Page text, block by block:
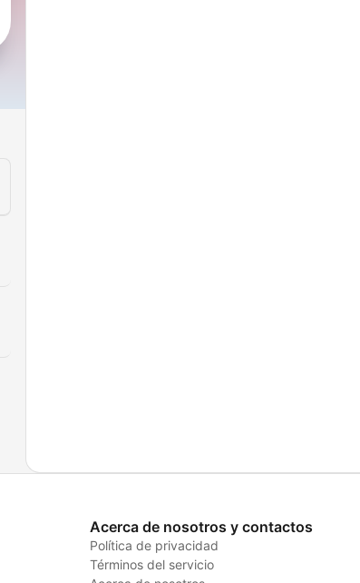
Acerca de nosotros y contactos
Política de privacidad
Términos del servicio